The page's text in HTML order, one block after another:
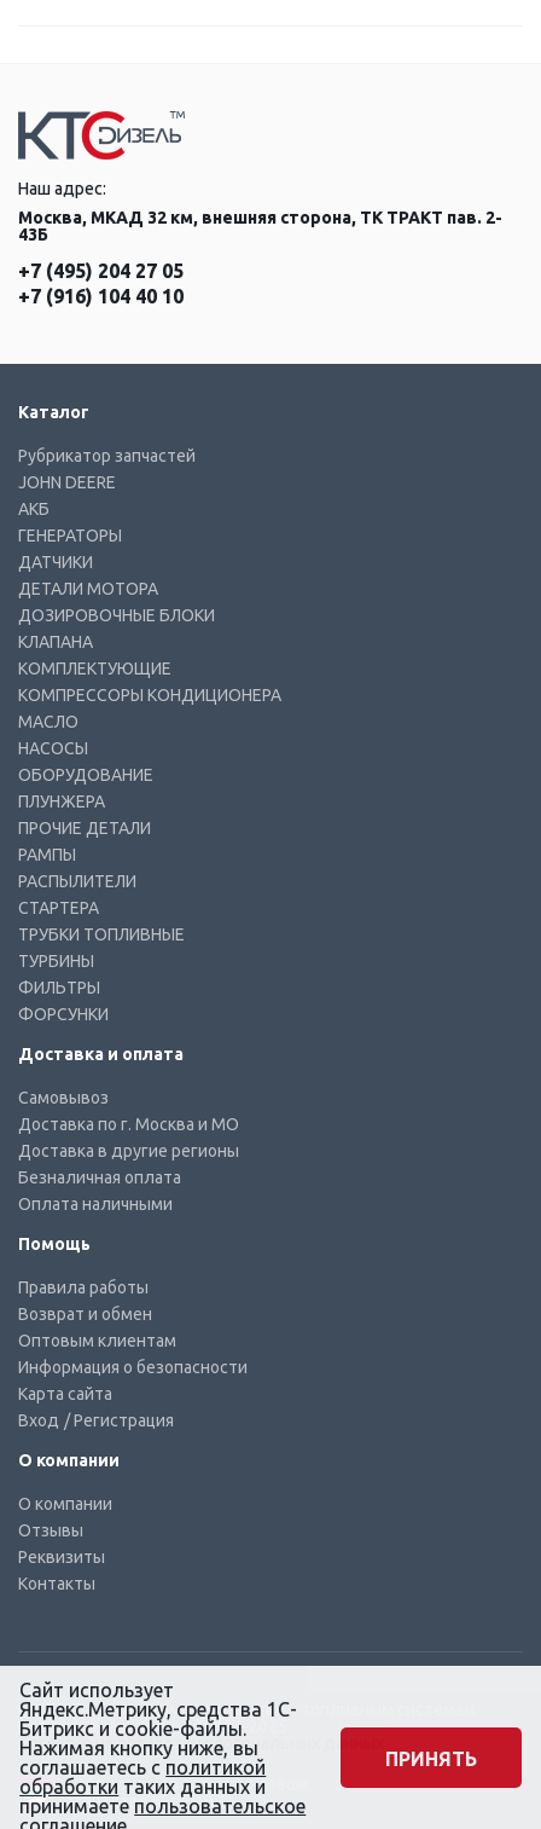
Наш адрес:
Москва, МКАД 32 км, внешняя сторона, ТК ТРАКТ пав. 2-
43Б
+7 (495) 204 27 05
+7 (916) 104 40 10
Каталог
Рубрикатор запчастей
JOHN DEERE
АКБ
ГЕНЕРАТОРЫ
ДАТЧИКИ
ДЕТАЛИ МОТОРА
ДОЗИРОВОЧНЫЕ БЛОКИ
КЛАПАНА
КОМПЛЕКТУЮЩИЕ
КОМПРЕССОРЫ КОНДИЦИОНЕРА
МАСЛО
НАСОСЫ
ОБОРУДОВАНИЕ
ПЛУНЖЕРА
ПРОЧИЕ ДЕТАЛИ
РАМПЫ
РАСПЫЛИТЕЛИ
СТАРТЕРА
ТРУБКИ ТОПЛИВНЫЕ
ТУРБИНЫ
ФИЛЬТРЫ
ФОРСУНКИ
Доставка и оплата
Самовывоз
Доставка по г. Москва и МО
Доставка в другие регионы
Безналичная оплата
Оплата наличными
Помощь
Правила работы
Возврат и обмен
Оптовым клиентам
Информация о безопасности
Карта сайта
Вход / Регистрация
О компании
О компании
Отзывы
Реквизиты
Контакты
© КТС-Дизель – Комплектующие к топливным системам
Все права защищены, 2003 – 2025
Согласие на обработку персональных данных
Сайт создан в маркетинговом
агентстве KLUEV.BZ
Сайт использует
Яндекс.Метрику, средства 1С-
Битрикс и cookie-файлы.
Нажимая кнопку ниже, вы
соглашаетесь с политикой
обработки таких данных и
принимаете пользовательское
ПРИНЯТЬ